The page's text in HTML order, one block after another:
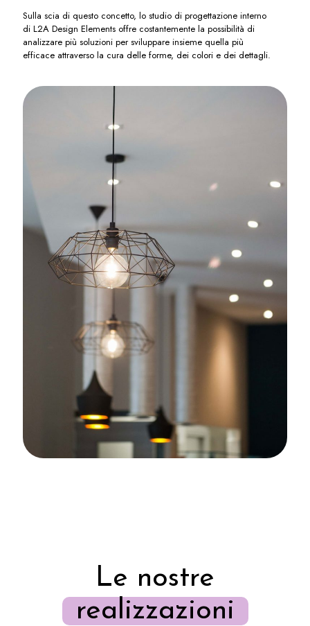
Sulla scia di questo concetto, lo studio di progettazione interno
di L2A Design Elements offre costantemente la possibilità di
analizzare più soluzioni per sviluppare insieme quella più
efficace attraverso la cura delle forme, dei colori e dei dettagli.
Le nostre
realizzazioni